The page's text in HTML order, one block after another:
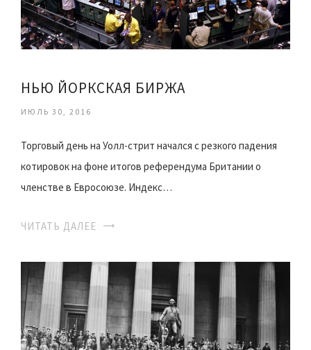
НЬЮ ЙОРКСКАЯ БИРЖА
ИЮЛЬ 30, 2016
Торговый день на Уолл-стрит начался с резкого падения
котировок на фоне итогов референдума Британии о
членстве в Евросоюзе. Индекс…
ЧИТАТЬ ДАЛЕЕ